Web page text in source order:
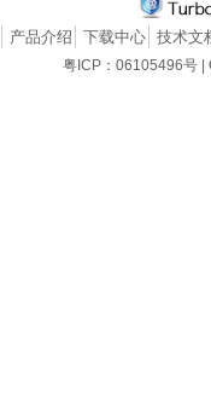
产品介绍 下载中心 技术文
粤ICP：06105496号 |